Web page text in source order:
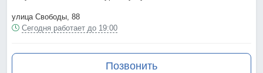
улица Свободы, 88
Сегодня работает до 19:00
Позвонить